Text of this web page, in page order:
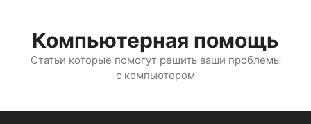
содержимому
Компьютерная помощь
Статьи которые помогут решить ваши проблемы
с компьютером